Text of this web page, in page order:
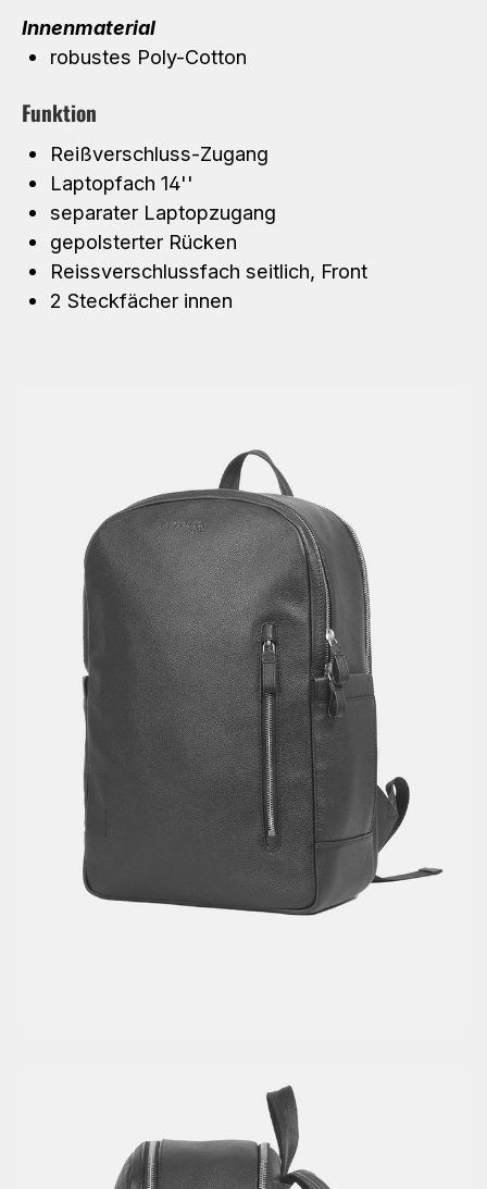
Innenmaterial
robustes Poly-Cotton
Funktion
Reißverschluss-Zugang
Laptopfach 14''
separater Laptopzugang
gepolsterter Rücken
Reissverschlussfach seitlich, Front
2 Steckfächer innen